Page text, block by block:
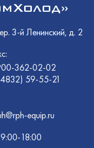
3-й Ленинский, д. 2
362-02-02
59-55-21
equip.ru
18:00